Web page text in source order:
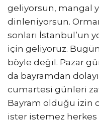
geliyorsun, mangal
dinleniyorsun.
sonları İstanbul’un
için geliyoruz.
böyle değil. Pazar
da bayramdan
cumartesi günleri
Bayram olduğu izin
ister istemez herkes